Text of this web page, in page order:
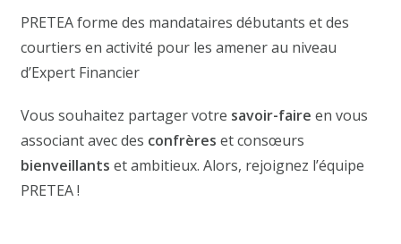
PRETEA forme des mandataires débutants et des
courtiers en activité pour les amener au niveau
d’Expert Financier
Vous souhaitez partager votre savoir-faire en vous
associant avec des confrères et consœurs
bienveillants et ambitieux. Alors, rejoignez l’équipe
PRETEA !